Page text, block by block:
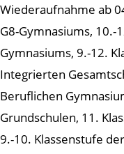
Wiederaufnahme ab
G8-Gymnasiums, 10.-
Gymnasiums, 9.-12.
Integrierten
Beruflichen
Grundschulen, 11.
9.-10. Klassenstufe